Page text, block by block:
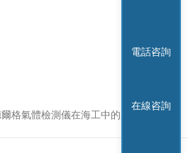
格氣體檢測儀在海工中的應用
電話咨詢
在線咨詢